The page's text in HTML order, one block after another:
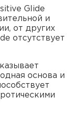
Glide
и
от других
отсутствует
основа и